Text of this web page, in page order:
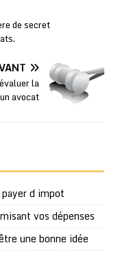
de secret
la
avocat
d impot
vos dépenses
une bonne idée